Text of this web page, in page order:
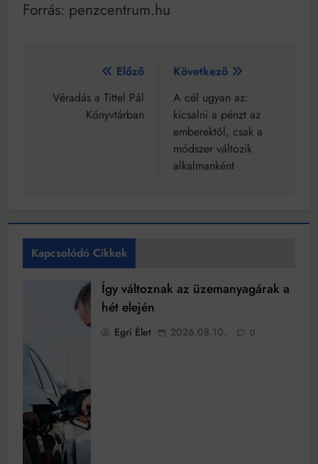
Forrás: penzcentrum.hu
Bejegyzés
navigáció
Előző
Véradás a Tittel Pál
Könyvtárban
Következő
A cél ugyan az:
kicsalni a pénzt az
emberektől, csak a
módszer változik
alkalmanként
Kapcsolódó Cikkek
Így változnak az üzemanyagárak a
hét elején
Egri Élet 2026.08.10. 0